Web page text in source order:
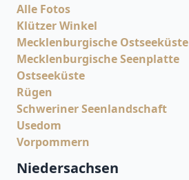
Alle Fotos
Klützer Winkel
Mecklenburgische Ostseeküste
Mecklenburgische Seenplatte
Ostseeküste
Rügen
Schweriner Seenlandschaft
Usedom
Vorpommern
Niedersachsen